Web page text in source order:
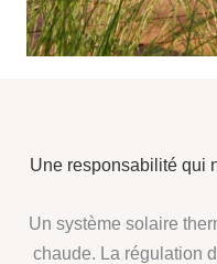
Une responsabilité qui
Un système solaire
chaude. La régulation